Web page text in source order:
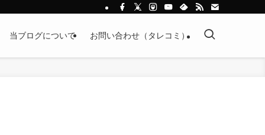
当ブログについて お問い合わせ（タレコミ）